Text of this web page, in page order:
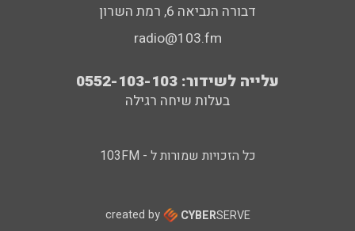
דבורה הנביאה 6, רמת השרון
radio@103.fm
עלייה לשידור: 0552-103-103
בעלות שיחה רגילה
כל הזכויות שמורות ל - 103FM
created by CYBERSERVE